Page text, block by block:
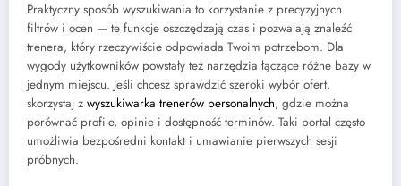
Praktyczny sposób wyszukiwania to korzystanie z precyzyjnych
filtrów i ocen — te funkcje oszczędzają czas i pozwalają znaleźć
trenera, który rzeczywiście odpowiada Twoim potrzebom. Dla
wygody użytkowników powstały też narzędzia łączące różne bazy w
jednym miejscu. Jeśli chcesz sprawdzić szeroki wybór ofert,
skorzystaj z wyszukiwarka trenerów personalnych, gdzie można
porównać profile, opinie i dostępność terminów. Taki portal często
umożliwia bezpośredni kontakt i umawianie pierwszych sesji
próbnych.